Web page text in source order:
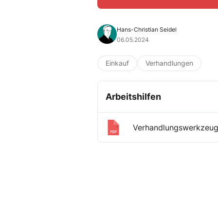
Hans-Christian Seidel
06.05.2024
Einkauf Verhandlungen
Arbeitshilfen